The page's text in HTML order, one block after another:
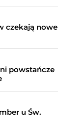
czekają nowe
powstańcze
u Św.